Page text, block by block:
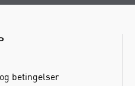
betingelser